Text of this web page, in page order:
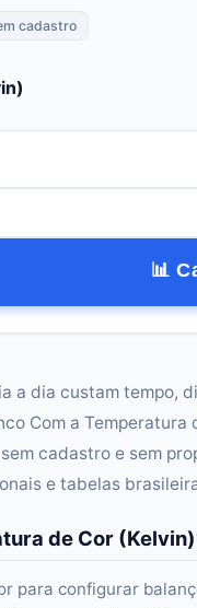
cadastro
📊
a dia custam tempo,
Com a
cadastro e sem
e tabelas
de Cor
para configurar